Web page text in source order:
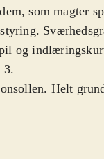
som magter
og
3.
Helt
er solid og